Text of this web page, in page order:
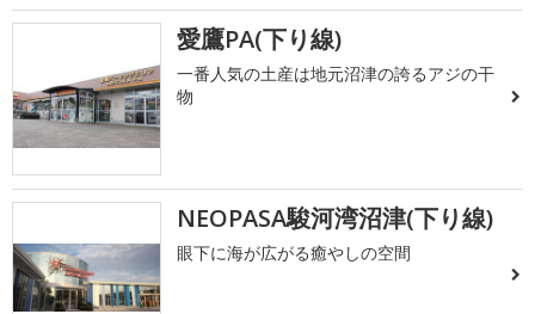
愛鷹PA(下り線)
一番人気の土産は地元沼津の誇るアジの干
物
NEOPASA駿河湾沼津(下り線)
眼下に海が広がる癒やしの空間